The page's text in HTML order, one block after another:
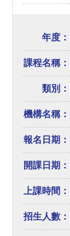
年度：
課程名稱：
類別：
機構名稱：
報名日期：
開課日期：
上課時間：
招生人數：